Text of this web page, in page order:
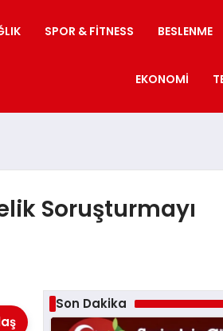
SPOR & FITNESS BESLENME
EKONOMI
Soruşturmayı
Son Dakika